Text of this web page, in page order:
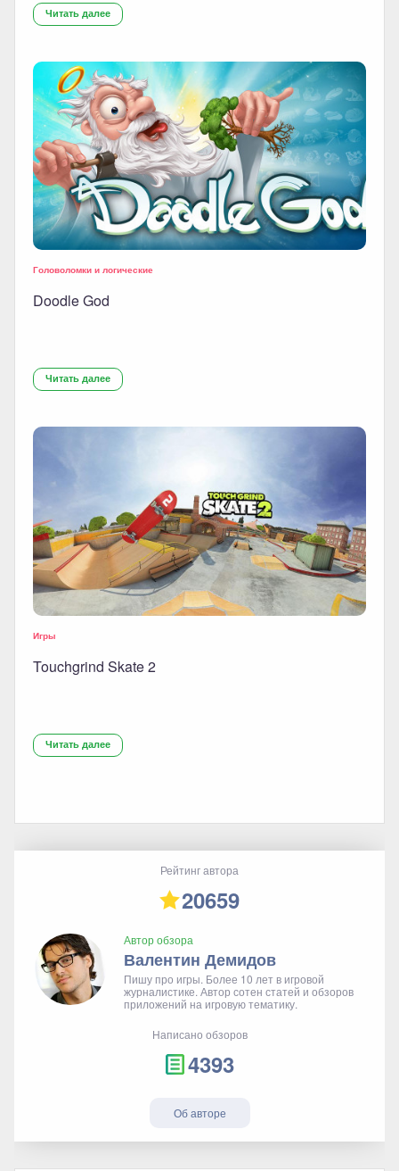
Читать далее
Головоломки и логические
Doodle God
Читать далее
Игры
Touchgrind Skate 2
Читать далее
Рейтинг автора
20659
Автор обзора
Валентин Демидов
Пишу про игры. Более 10 лет в игровой
журналистике. Автор сотен статей и обзоров
приложений на игровую тематику.
Написано обзоров
4393
Об авторе